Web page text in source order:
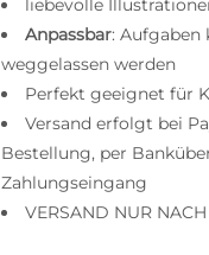
liebevolle
Anpassbar: Aufgaben
weggelassen werden
Perfekt geeignet für
Versand erfolgt bei
Bestellung, per
Zahlungseingang
VERSAND NUR